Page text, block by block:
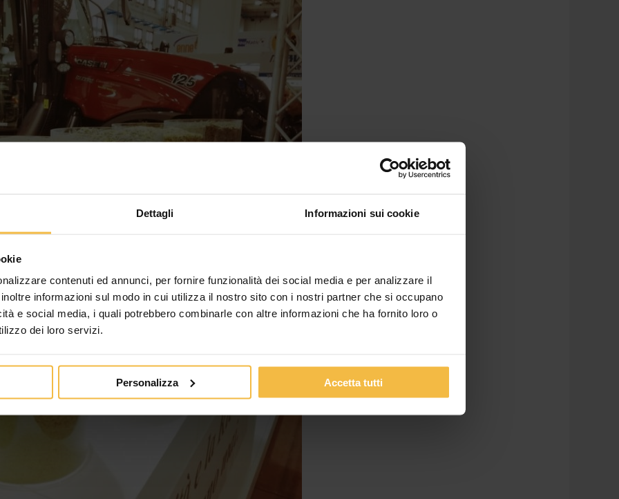
Dettagli Informazioni sui cookie
contenuti ed annunci, per fornire funzionalità dei social media e per analizzare il
informazioni sul modo in cui utilizza il nostro sito con i nostri partner che si occupano
e social media, i quali potrebbero combinarle con altre informazioni che ha fornito loro o
dei loro servizi.
Personalizza Accetta tutti